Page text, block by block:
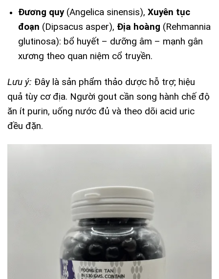
Đương quy(Angelica sinensis),Xuyên tục
đoạn (Dipsacus asper), Địa hoàng (Rehmannia
glutinosa): bổ huyết – dưỡng âm – mạnh gân
xương theo quan niệm cổ truyền.
Lưu ý: Đây là sản phẩm thảo dược hỗ trợ; hiệu
quả tùy cơ địa. Người gout cần song hành chế độ
ăn ít purin, uống nước đủ và theo dõi acid uric
đều đặn.